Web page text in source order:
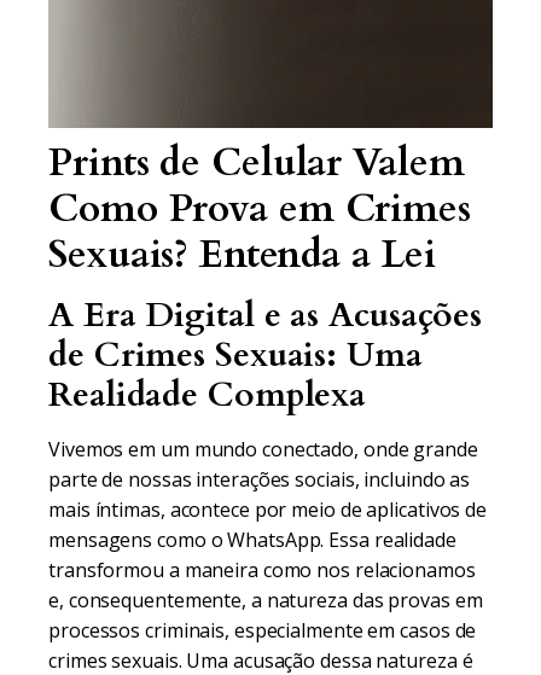
Prints de Celular Valem
Como Prova em Crimes
Sexuais? Entenda a Lei
A Era Digital e as Acusações
de Crimes Sexuais: Uma
Realidade Complexa
Vivemos em um mundo conectado, onde grande
parte de nossas interações sociais, incluindo as
mais íntimas, acontece por meio de aplicativos de
mensagens como o WhatsApp. Essa realidade
transformou a maneira como nos relacionamos
e, consequentemente, a natureza das provas em
processos criminais, especialmente em casos de
crimes sexuais. Uma acusação dessa natureza é